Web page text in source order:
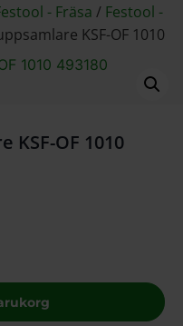
- Fräsa / Festool -
KSF-OF 1010
KSF-OF 1010